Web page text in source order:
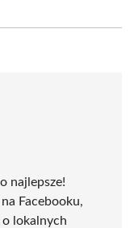
najlepsze!
Facebooku,
o lokalnych